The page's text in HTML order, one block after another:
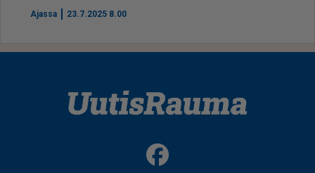
Ajassa 23.7.2025 8.00